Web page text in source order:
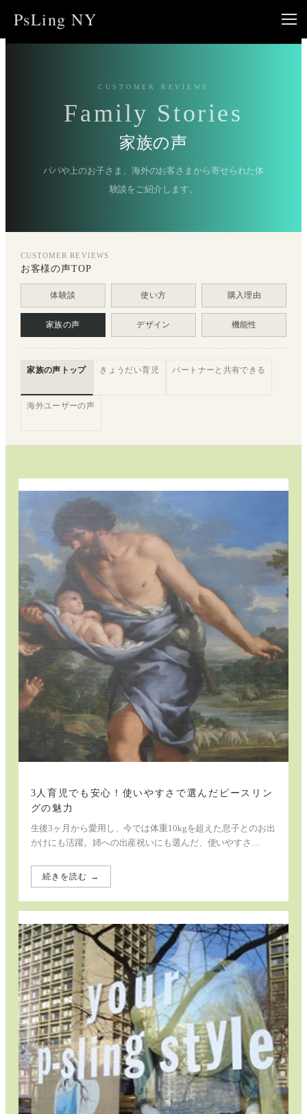
内
を
PsLing NY
CUSTOMER REVIEWS
Family Stories
家族の声
パパや上のお子さま、海外のお客さまから寄せられた体
験談をご紹介します。
CUSTOMER REVIEWS
お客様の声TOP
体験談 使い方 購入理由
家族の声 デザイン 機能性
家族の声トップ きょうだい育児 パートナーと共有できる
海外ユーザーの声
3人育児でも安心！使いやすさで選んだピースリン
グの魅力
生後3ヶ月から愛用し、今では体重10kgを超えた息子とのお出
かけにも活躍。姉への出産祝いにも選んだ、使いやすさ…
続きを読む →
:
人
育
児
で
も
安
心！
使
い
や
す
さ
で
選
ん
だ
ピ